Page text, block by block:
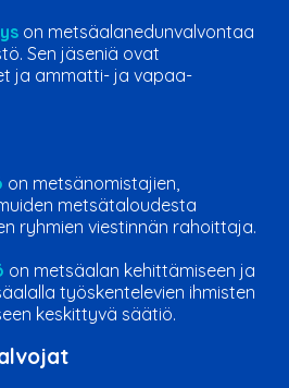
on metsäalanedunvalvontaa
Sen jäseniä ovat
ja ammatti- ja vapaa-
on metsänomistajien,
metsätaloudesta
ryhmien viestinnän rahoittaja.
on metsäalan kehittämiseen ja
työskentelevien ihmisten
keskittyvä säätiö.